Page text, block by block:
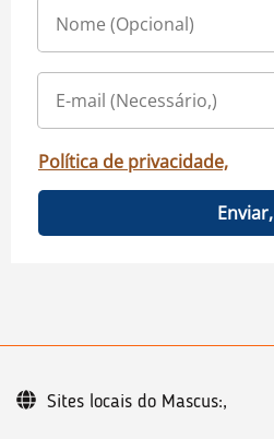
Política de privacidade,
Enviar,
Sites locais do Mascus:,